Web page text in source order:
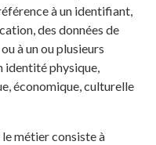
à un identifiant,
des données de
à un ou plusieurs
identité physique,
économique, culturelle
métier consiste à